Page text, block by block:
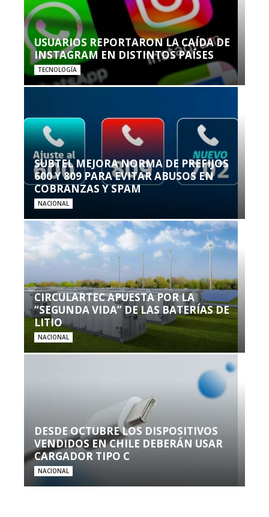
USUARIOS REPORTARON LA CAÍDA DE
INSTAGRAM EN DISTINTOS PAÍSES
TECNOLOGÍA
SUBTEL MEJORA NORMA DE PREFIJOS
600 Y 809 PARA EVITAR ABUSOS EN
COBRANZAS Y SPAM
NACIONAL
CIRCULARTEC APUESTA POR LA
“SEGUNDA VIDA” DE LAS BATERÍAS DE
LITIO
NACIONAL
DESDE OCTUBRE LOS DISPOSITIVOS
VENDIDOS EN CHILE DEBERÁN USAR
CARGADOR TIPO C
NACIONAL